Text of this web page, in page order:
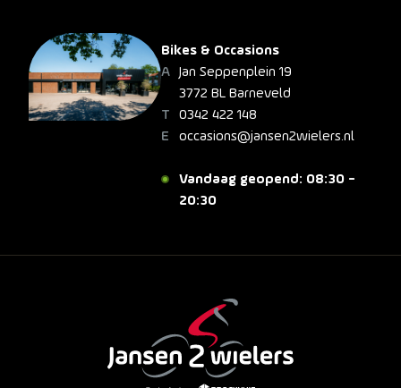
Bikes & Occasions
Jan Seppenplein 19
3772 BL Barneveld
0342 422 148
occasions@jansen2wielers.nl
Vandaag geopend: 08:30 -
20:30